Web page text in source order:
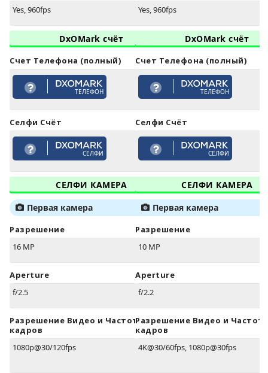
Yes, 960fps
DxOMark счёт
Счет Телефона (полный)
ТЕЛЕФОН
Селфи Счёт
СЕЛФИ
СЕЛФИ КАМЕРА
Первая камера
Разрешение
16 MP
Aperture
f/2.5
Разрешение Видео и Частота
кадров
1080p@30/120fps
Yes, 960fps
DxOMark счёт
Счет Телефона (полный)
ТЕЛЕФОН
Селфи Счёт
СЕЛФИ
СЕЛФИ КАМЕРА
Первая камера
Разрешение
10 MP
Aperture
f/2.2
Разрешение Видео и Частота
кадров
4K@30/60fps, 1080p@30fps